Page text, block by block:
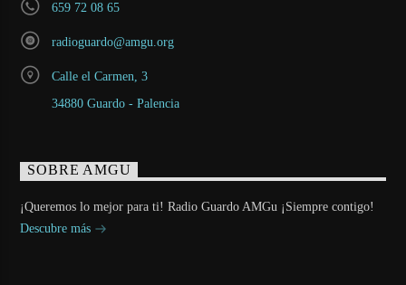
659 72 08 65
radioguardo@amgu.org
Calle el Carmen, 3
34880 Guardo - Palencia
SOBRE AMGU
¡Queremos lo mejor para ti! Radio Guardo AMGu ¡Siempre contigo!
Descubre más